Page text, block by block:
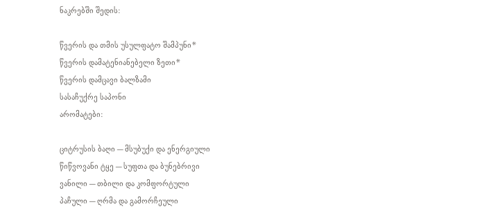
ნაკრებში შედის:
წვერის და თმის უსულფატო შამპუნი*
წვერის დამატენიანებელი ზეთი*
წვერის დამცავი ბალზამი
სასაჩუქრე საპონი
არომატები:
ციტრუსის ბაღი – მსუბუქი და ენერგიული
წიწვოვანი ტყე – სუფთა და ბუნებრივი
ვანილი – თბილი და კომფორტული
პაჩული – ღრმა და გამორჩეული